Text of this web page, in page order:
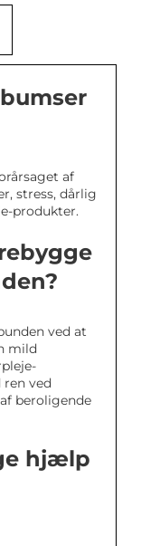
af
stress, dårlig
produkter.
ved at
mild
ved
beroligende
hjælp